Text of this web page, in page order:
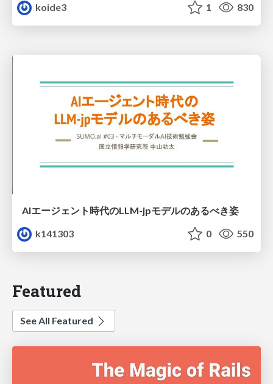
koide3
1 830
AIエージェント時代のLLM-jpモデルのあるべき姿
k141303
0 550
Featured
See All Featured